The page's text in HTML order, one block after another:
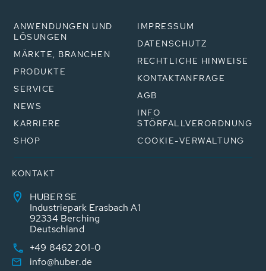
ANWENDUNGEN UND
LÖSUNGEN
MÄRKTE, BRANCHEN
PRODUKTE
SERVICE
NEWS
KARRIERE
SHOP
IMPRESSUM
DATENSCHUTZ
RECHTLICHE HINWEISE
KONTAKTANFRAGE
AGB
INFO
STÖRFALLVERORDNUNG
COOKIE-VERWALTUNG
KONTAKT
HUBER SE
Industriepark Erasbach A1
92334 Berching
Deutschland
+49 8462 201-0
info@huber.de